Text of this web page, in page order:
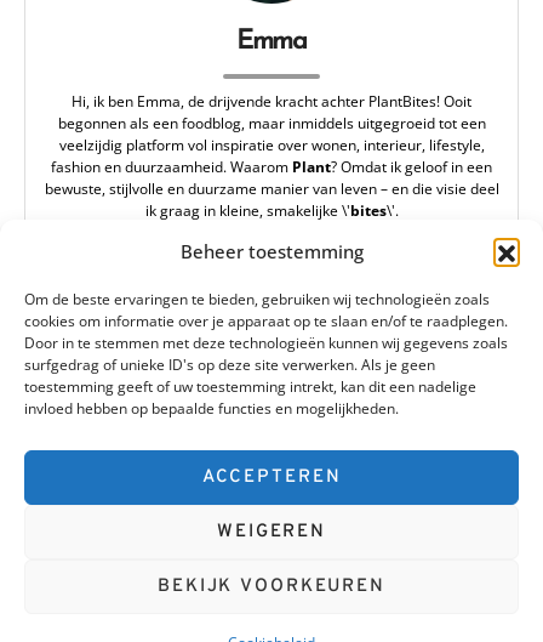
Beheer toestemming
Om de beste ervaringen te bieden, gebruiken wij technologieën zoals
cookies om informatie over je apparaat op te slaan en/of te raadplegen.
Door in te stemmen met deze technologieën kunnen wij gegevens zoals
surfgedrag of unieke ID's op deze site verwerken. Als je geen
toestemming geeft of uw toestemming intrekt, kan dit een nadelige
invloed hebben op bepaalde functies en mogelijkheden.
ACCEPTEREN
WEIGEREN
BEKIJK VOORKEUREN
Emma
Hi, ik ben Emma, de drijvende kracht achter PlantBites! Ooit
begonnen als een foodblog, maar inmiddels uitgegroeid tot een
veelzijdig platform vol inspiratie over wonen, interieur, lifestyle,
fashion en duurzaamheid. Waarom Plant? Omdat ik geloof in een
bewuste, stijlvolle en duurzame manier van leven – en die visie deel
ik graag in kleine, smakelijke \'bites\'.
redactie@plantbites.nl
Plantbites
Designed & Developed byCode Supply Co.
DUURZAAMHEID
FASHION CONTACT